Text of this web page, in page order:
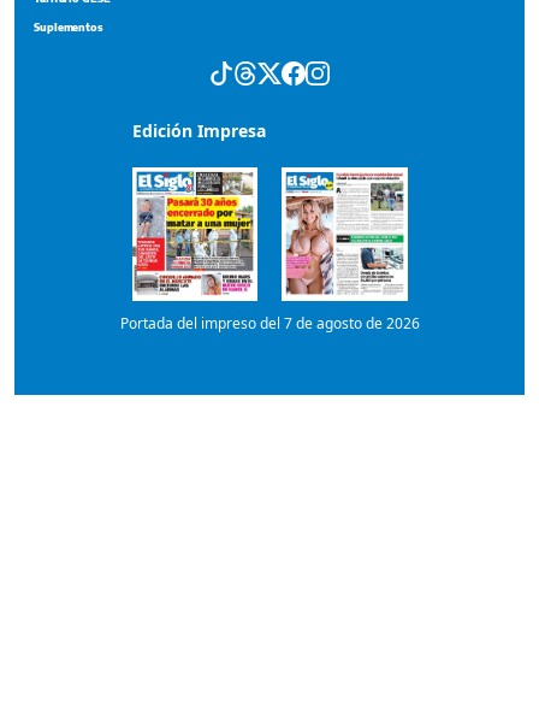
Portada del impreso del 7 de agosto de 2026